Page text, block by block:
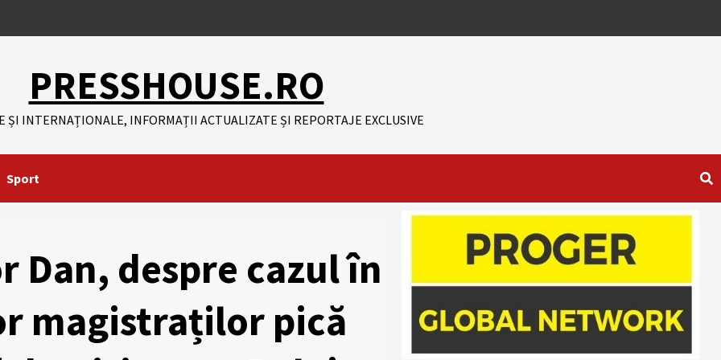
PRESSHOUSE.RO
ȘI INTERNAȚIONALE, INFORMAȚII ACTUALIZATE ȘI REPORTAJE EXCLUSIVE
Sport
Dan, despre cazul în
magistraților pică